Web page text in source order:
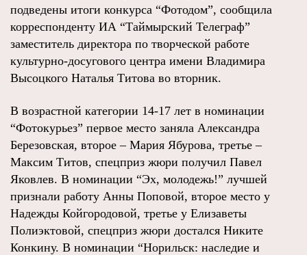
подведены итоги конкурса “Фотодом”, сообщила
корреспонденту ИА “Таймырский Телеграф”
заместитель директора по творческой работе
культурно-досугового центра имени Владимира
Высоцкого Наталья Титова во вторник.
В возрастной категории 14-17 лет в номинации
“Фотокурьез” первое место заняла Александра
Березовская, второе – Мария Ябурова, третье –
Максим Титов, спецприз жюри получил Павел
Яковлев. В номинации “Эх, молодежь!” лучшей
признали работу Анны Поповой, второе место у
Надежды Койгородовой, третье у Елизаветы
Полиэктовой, спецприз жюри достался Никите
Конкину. В номинации “Норильск: наследие и